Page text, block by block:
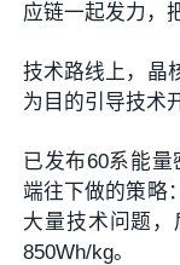
应链一起发力，
技术路线上，晶
为目的引导技术
已发布60系能量
端往下做的策略
大量技术问题，
850Wh/kg。